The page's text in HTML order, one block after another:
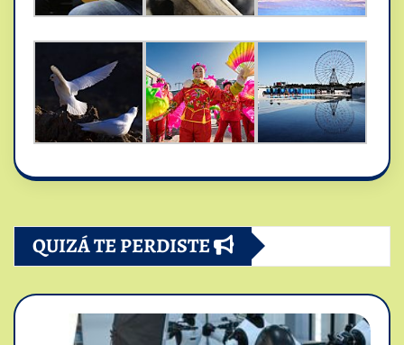
QUIZÁ TE PERDISTE